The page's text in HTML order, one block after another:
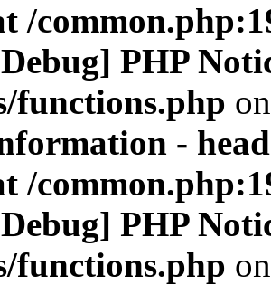
/
PHP
functions.php
-
/
PHP
functions.php